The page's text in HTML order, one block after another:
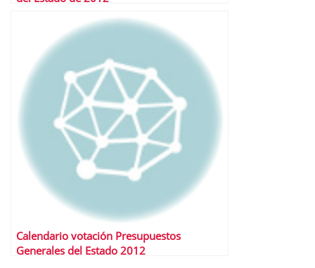
Calendario votación Presupuestos
Generales del Estado 2012